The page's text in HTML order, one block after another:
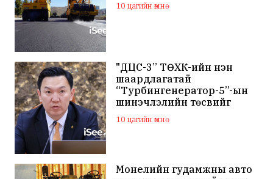
10 цагийн өмнө
"ДЦС-3” ТӨХК-ийн нэн
шаардлагатай
“Турбингенератор-5”-ын
шинэчлэлийн төсвийг
шийдвэрлэхээр болов
10 цагийн өмнө
Монелийн гудамжны авто